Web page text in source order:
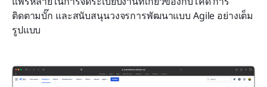
ติดตามบั๊ก และสนับสนุนวงจรการพัฒนาแบบ Agile อย่างเต็ม
รูปแบบ